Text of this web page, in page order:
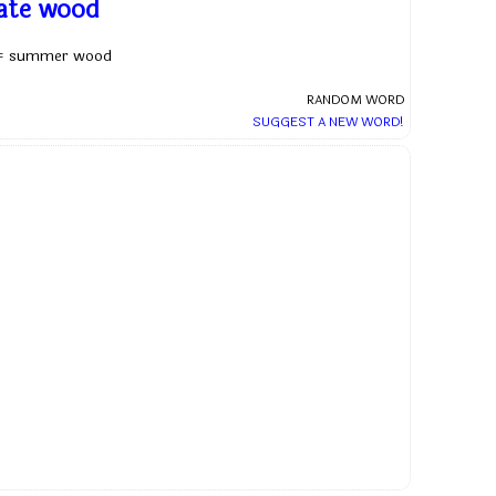
wood
summer wood
RANDOM WORD
SUGGEST A NEW WORD!